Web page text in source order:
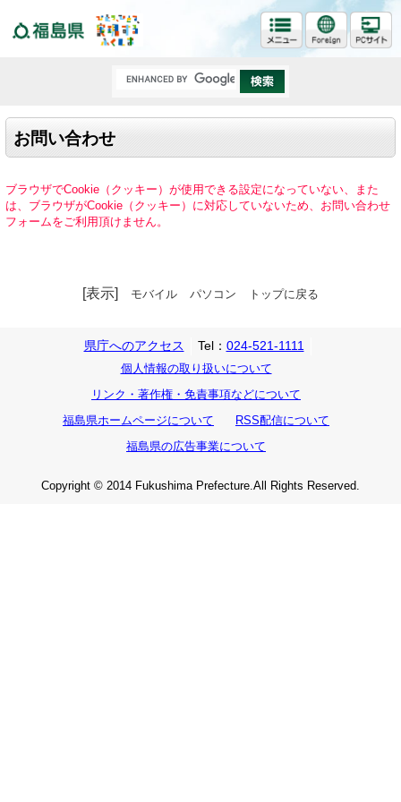
お問い合わせ
ブラウザでCookie（クッキー）が使用できる設定になっていない、また
は、ブラウザがCookie（クッキー）に対応していないため、お問い合わせ
フォームをご利用頂けません。
[表示] モバイル パソコン トップに戻る
県庁へのアクセス Tel： 024-521-1111
個人情報の取り扱いについて
リンク・著作権・免責事項などについて
福島県ホームページについて
RSS配信について
福島県の広告事業について
Copyright © 2014 Fukushima Prefecture.All Rights Reserved.